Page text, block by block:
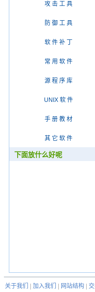
攻 击 工 具
防 御 工 具
软 件 补 丁
常 用 软 件
源 程 序 库
UNIX 软 件
手 册 教 材
其 它 软 件
下面放什么好呢
关于我们 加入我们 网站结构